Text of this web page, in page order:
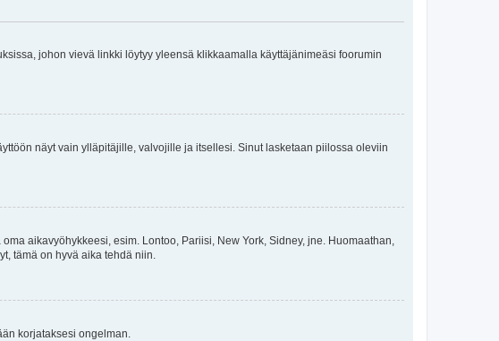
johon vievä linkki löytyy yleensä klikkaamalla käyttäjänimeäsi foorumin
näyt vain ylläpitäjille, valvojille ja itsellesi. Sinut lasketaan piilossa oleviin
aikavyöhykkeesi, esim. Lontoo, Pariisi, New York, Sidney, jne. Huomaathan,
tämä on hyvä aika tehdä niin.
korjataksesi ongelman.